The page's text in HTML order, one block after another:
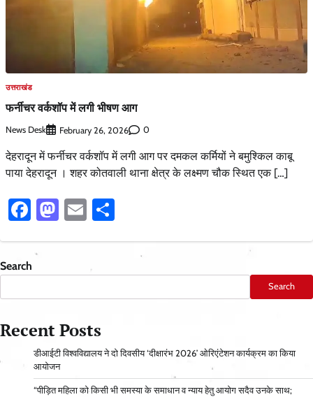
उत्तराखंड
फर्नीचर वर्कशॉप में लगी भीषण आग
News Desk February 26, 2026 0
देहरादून में फर्नीचर वर्कशॉप में लगी आग पर दमकल कर्मियों ने बमुश्किल काबू
पाया देहरादून । शहर कोतवाली थाना क्षेत्र के लक्ष्मण चौक स्थित एक […]
Facebook
Mastodon
Email
Search
Search
Recent Posts
डीआईटी विश्वविद्यालय ने दो दिवसीय ‘दीक्षारंभ 2026’ ओरिएंटेशन कार्यक्रम का किया
आयोजन
“पीड़ित महिला को किसी भी समस्या के समाधान व न्याय हेतु आयोग सदैव उनके साथ;